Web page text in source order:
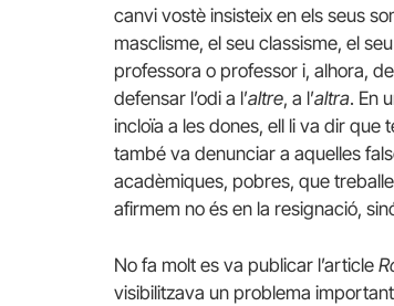
canvi vostè insisteix en els seus
masclisme, el seu classisme, el
professora o professor i, alhora,
defensar l’odi a l’altre, a l’altra. En
incloïa a les dones, ell li va dir que
també va denunciar a aquelles
acadèmiques, pobres, que
afirmem no és en la resignació,
No fa molt es va publicar l’article
visibilitzava un problema